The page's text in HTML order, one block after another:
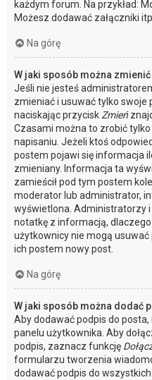
każdym forum. Na przykład:
Możesz dodawać załączniki
Na górę
W jaki sposób można
Jeśli nie jesteś
zmieniać i usuwać tylko swoje
naciskając przyciskZmień
Czasami można to zrobić
napisaniu. Jeżeli ktoś
postem pojawi się informacja
zmieniany. Informacja ta
zamieścił pod tym postem
moderator lub administrator,
wyświetlona. Administratorzy
notatkę z informacją,
użytkownicy nie mogą usuwać
ich postem nowy post.
Na górę
W jaki sposób można dodać
Aby dodawać podpis do
panelu użytkownika. Aby
podpis, zaznacz funkcję
formularzu tworzenia
dodawać podpis do